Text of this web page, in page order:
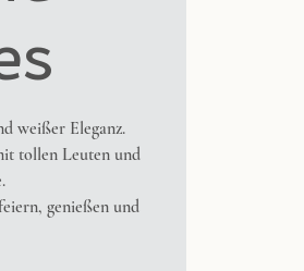
weißer Eleganz.
tollen Leuten und
genießen und